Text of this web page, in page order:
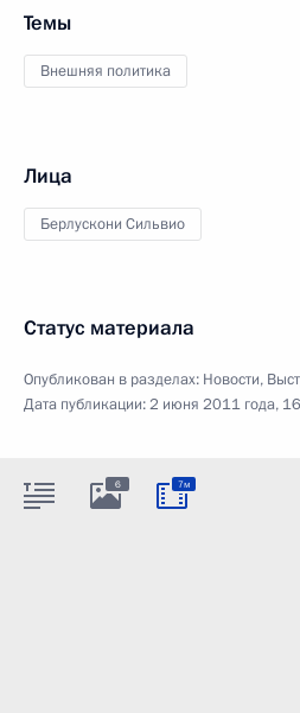
Темы
Внешняя политика
Лица
Берлускони Сильвио
Статус материала
Опубликован в разделах: Новости,
Дата публикации:2 июня 2011 года,
6 7м